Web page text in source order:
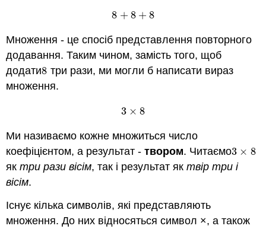
8 + 8 + 8
8+ 8+8
Множення - це спосіб представлення повторного
додавання. Таким чином, замість того, щоб
додати8
8 три рази, ми могли б написати вираз
множення.
3 × 8
3 × 8
Ми називаємо кожне множиться число
коефіцієнтом, а результат -твором. Читаємо3 × 8
3 ×8
яктри рази вісім, так і результат яктвір три і
вісім.
Існує кілька символів, які представляють
множення. До них відносяться символ ×, а також